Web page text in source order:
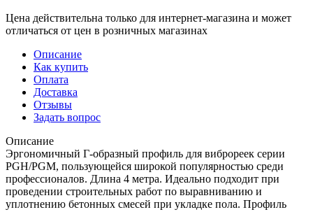
Цена действительна только для интернет-магазина и может
отличаться от цен в розничных магазинах
Описание
Как купить
Оплата
Доставка
Отзывы
Задать вопрос
Описание
Эргономичный Г-образный профиль для виброреек серии
PGН/PGМ, пользующейся широкой популярностью среди
профессионалов. Длина 4 метра. Идеально подходит при
проведении строительных работ по выравниванию и
уплотнению бетонных смесей при укладке пола. Профиль